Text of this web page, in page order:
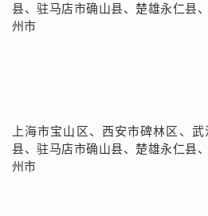
县、驻马店市确山县、楚雄永仁县
州市
上海市宝山区、西安市碑林区、
县、驻马店市确山县、楚雄永仁县
州市